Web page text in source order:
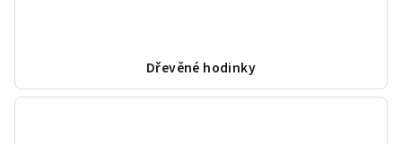
Dřevěné hodinky